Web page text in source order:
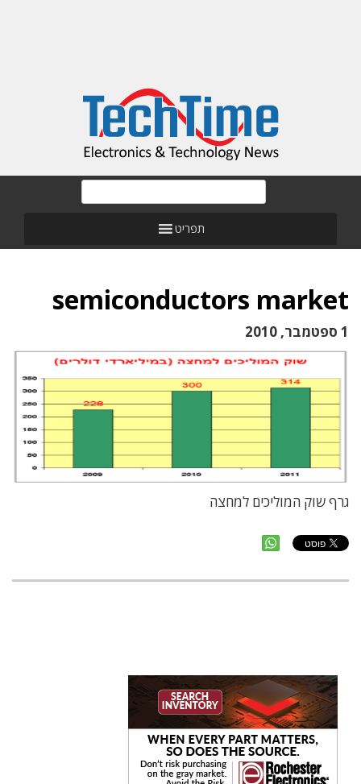
תפריט
semiconductors market
1 ספטמבר, 2010
גרף שוק המוליכים למחצה